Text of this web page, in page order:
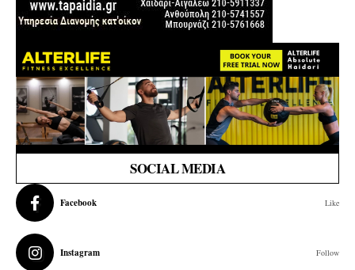
SOCIAL MEDIA
Facebook Like
Instagram Follow